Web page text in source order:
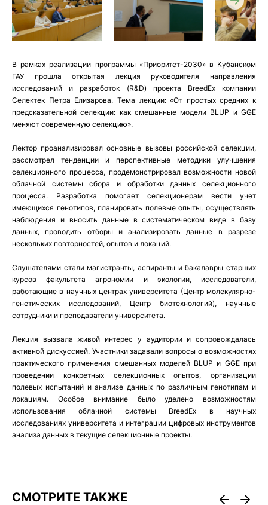
В рамках реализации программы «Приоритет-2030» в Кубанском
ГАУ прошла открытая лекция руководителя направления
исследований и разработок (R&D) проекта BreedEx компании
Селектек Петра Елизарова. Тема лекции: «От простых средних к
предсказательной селекции: как смешанные модели BLUP и GGE
меняют современную селекцию».
Лектор проанализировал основные вызовы российской селекции,
рассмотрел тенденции и перспективные методики улучшения
селекционного процесса, продемонстрировал возможности новой
облачной системы сбора и обработки данных селекционного
процесса. Разработка помогает селекционерам вести учет
имеющихся генотипов, планировать полевые опыты, осуществлять
наблюдения и вносить данные в систематическом виде в базу
данных, проводить отборы и анализировать данные в разрезе
нескольких повторностей, опытов и локаций.
Слушателями стали магистранты, аспиранты и бакалавры старших
курсов факультета агрономии и экологии, исследователи,
работающие в научных центрах университета (Центр молекулярно-
генетических исследований, Центр биотехнологий), научные
сотрудники и преподаватели университета.
Лекция вызвала живой интерес у аудитории и сопровождалась
активной дискуссией. Участники задавали вопросы о возможностях
практического применения смешанных моделей BLUP и GGE при
проведении конкретных селекционных опытов, организации
полевых испытаний и анализе данных по различным генотипам и
локациям. Особое внимание было уделено возможностям
использования облачной системы BreedEx в научных
исследованиях университета и интеграции цифровых инструментов
анализа данных в текущие селекционные проекты.
СМОТРИТЕ ТАКЖЕ